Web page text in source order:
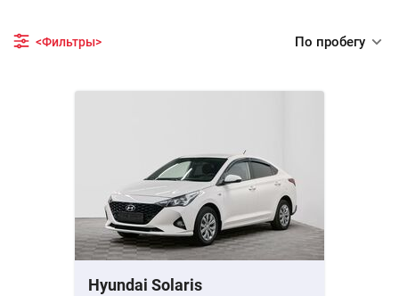
<Фильтры> По пробегу
Hyundai Solaris